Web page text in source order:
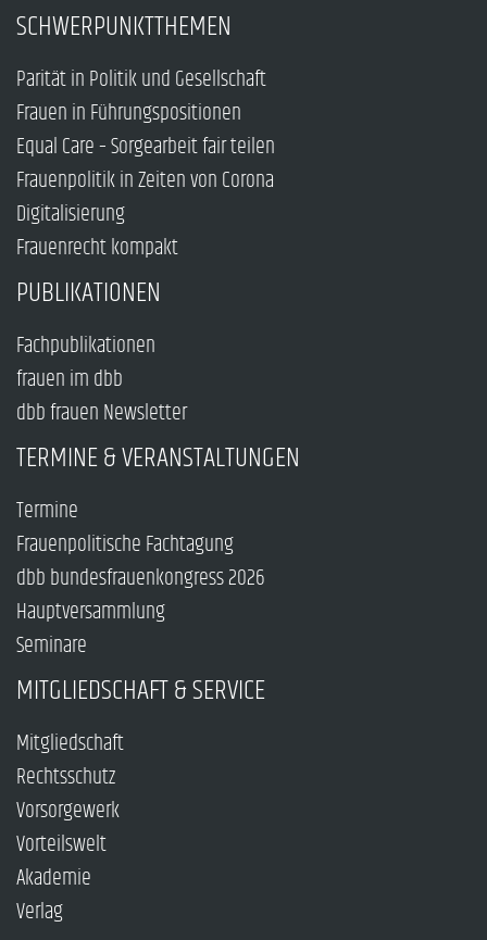
SCHWERPUNKTTHEMEN
Parität in Politik und Gesellschaft
Frauen in Führungspositionen
Equal Care – Sorgearbeit fair teilen
Frauenpolitik in Zeiten von Corona
Digitalisierung
Frauenrecht kompakt
PUBLIKATIONEN
Fachpublikationen
frauen im dbb
dbb frauen Newsletter
TERMINE & VERANSTALTUNGEN
Termine
Frauenpolitische Fachtagung
dbb bundesfrauenkongress 2026
Hauptversammlung
Seminare
MITGLIEDSCHAFT & SERVICE
Mitgliedschaft
Rechtsschutz
Vorsorgewerk
Vorteilswelt
Akademie
Verlag